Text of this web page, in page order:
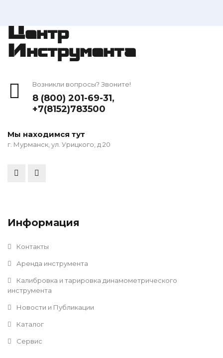
Центр
Инструмента
Возникли вопросы? Звоните!
8 (800) 201-69-31,
+7(8152)783500
Мы находимся тут
г. Мурманск, ул. Урицкого, д 20
Информация
Контакты
Аренда инструмента
Калибровка и тарировка динамометрического
инструмента
Новости и Публикации
Каталог
Сервис